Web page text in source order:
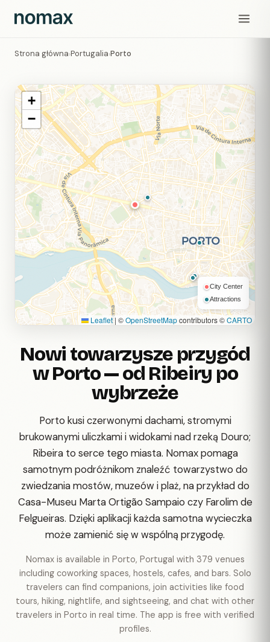
Strona główna›Portugalia›Porto
Nowi towarzysze przygód
w Porto — od Ribeiry po
wybrzeże
Porto kusi czerwonymi dachami, stromymi
brukowanymi uliczkami i widokami nad rzeką Douro;
Ribeira to serce tego miasta. Nomax pomaga
samotnym podróżnikom znaleźć towarzystwo do
zwiedzania mostów, muzeów i plaż, na przykład do
Casa-Museu Marta Ortigão Sampaio czy Farolim de
Felgueiras. Dzięki aplikacji każda samotna wycieczka
może zamienić się w wspólną przygodę.
Nomax is available in Porto, Portugal with 379 venues
including coworking spaces, hostels, cafes, and bars. Solo
travelers can find companions, join activities like food
tours, hiking, nightlife, and sightseeing, and chat with other
travelers in Porto in real time. The app is free with verified
profiles.
+
−
City Center
Attractions
Leaflet | ©OpenStreetMapcontributors ©CARTO